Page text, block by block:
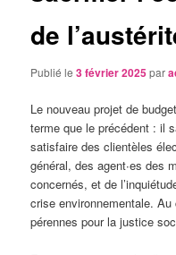
de
Publié le3 février 2025par
Le nouveau projet de
terme que le précédent : il
satisfaire des clientèles
général, des agent∙es des
concernés, et de
crise environnementale.
pérennes pour la justice